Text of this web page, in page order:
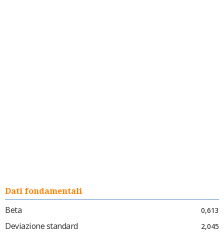
Dati fondamentali
Beta
0,613
Deviazione standard 2,045